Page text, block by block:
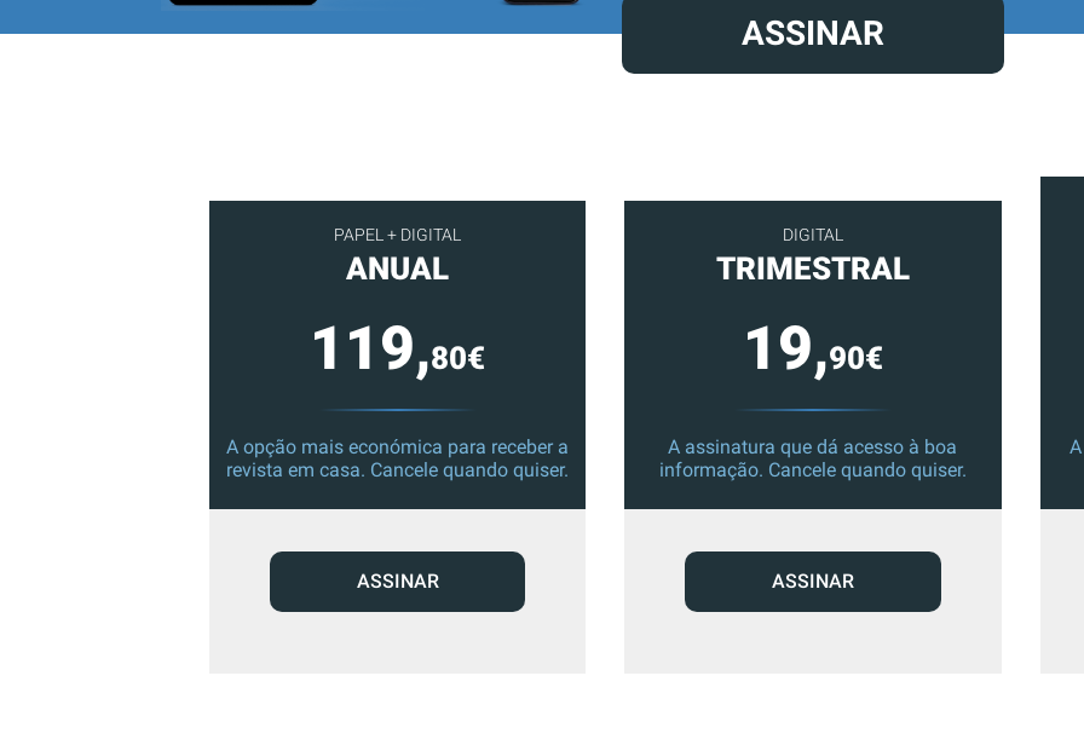
ASSINAR
PAPEL + DIGITAL
ANUAL
119,80€
A opção mais económica para receber a
revista em casa. Cancele quando quiser.
ASSINAR
DIGITAL
TRIMESTRAL
19,90€
A assinatura que dá acesso à boa
informação. Cancele quando quiser.
ASSINAR